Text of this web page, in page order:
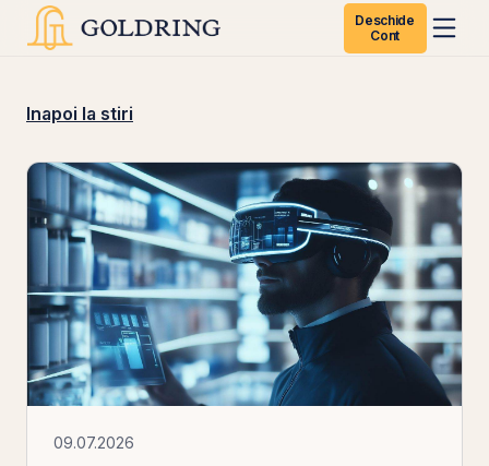
Deschide
Cont
Inapoi la stiri
09.07.2026